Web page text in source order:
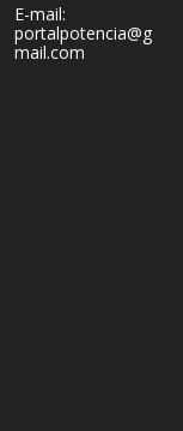
E-mail:
portalpotencia@g
mail.com